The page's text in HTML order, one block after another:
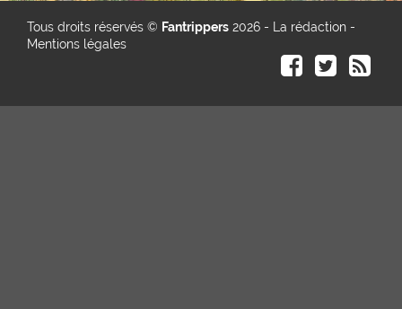
Tous droits réservés © Fantrippers 2026 - La rédaction -
Mentions légales